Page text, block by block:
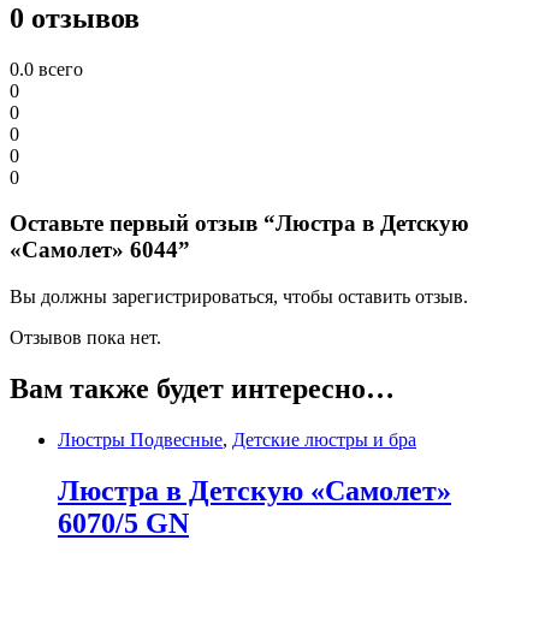
0 отзывов
0.0 всего
0
0
0
0
0
Оставьте первый отзыв “Люстра в Детскую
«Самолет» 6044”
Вы должны зарегистрироваться, чтобы оставить отзыв.
Отзывов пока нет.
Вам также будет интересно…
Люстры Подвесные, Детские люстры и бра
Люстра в Детскую «Самолет»
6070/5 GN